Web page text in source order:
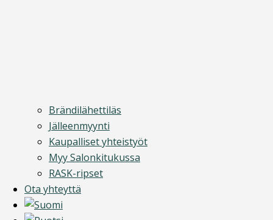
Brändilähettiläs
Jälleenmyynti
Kaupalliset yhteistyöt
Myy Salonkitukussa
RASK-ripset
Ota yhteyttä